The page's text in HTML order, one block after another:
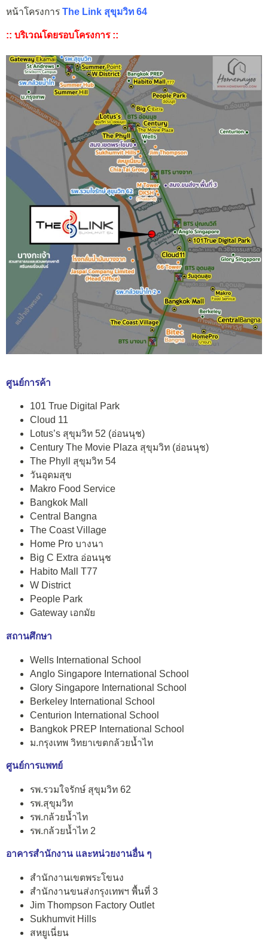
หน้าโครงการ The Link สุขุมวิท 64
:: บริเวณโดยรอบโครงการ ::
ศูนย์การค้า
101 True Digital Park
Cloud 11
Lotus’s สุขุมวิท 52 (อ่อนนุช)
Century The Movie Plaza สุขุมวิท (อ่อนนุช)
The Phyll สุขุมวิท 54
วันอุดมสุข
Makro Food Service
Bangkok Mall
Central Bangna
The Coast Village
Home Pro บางนา
Big C Extra อ่อนนุช
Habito Mall T77
W District
People Park
Gateway เอกมัย
สถานศึกษา
Wells International School
Anglo Singapore International School
Glory Singapore International School
Berkeley International School
Centurion International School
Bangkok PREP International School
ม.กรุงเทพ วิทยาเขตกล้วยน้ำไท
ศูนย์การแพทย์
รพ.รวมใจรักษ์ สุขุมวิท 62
รพ.สุขุมวิท
รพ.กล้วยน้ำไท
รพ.กล้วยน้ำไท 2
อาคารสำนักงาน และหน่วยงานอื่น ๆ
สำนักงานเขตพระโขนง
สำนักงานขนส่งกรุงเทพฯ พื้นที่ 3
Jim Thompson Factory Outlet
Sukhumvit Hills
สหยูเนี่ยน